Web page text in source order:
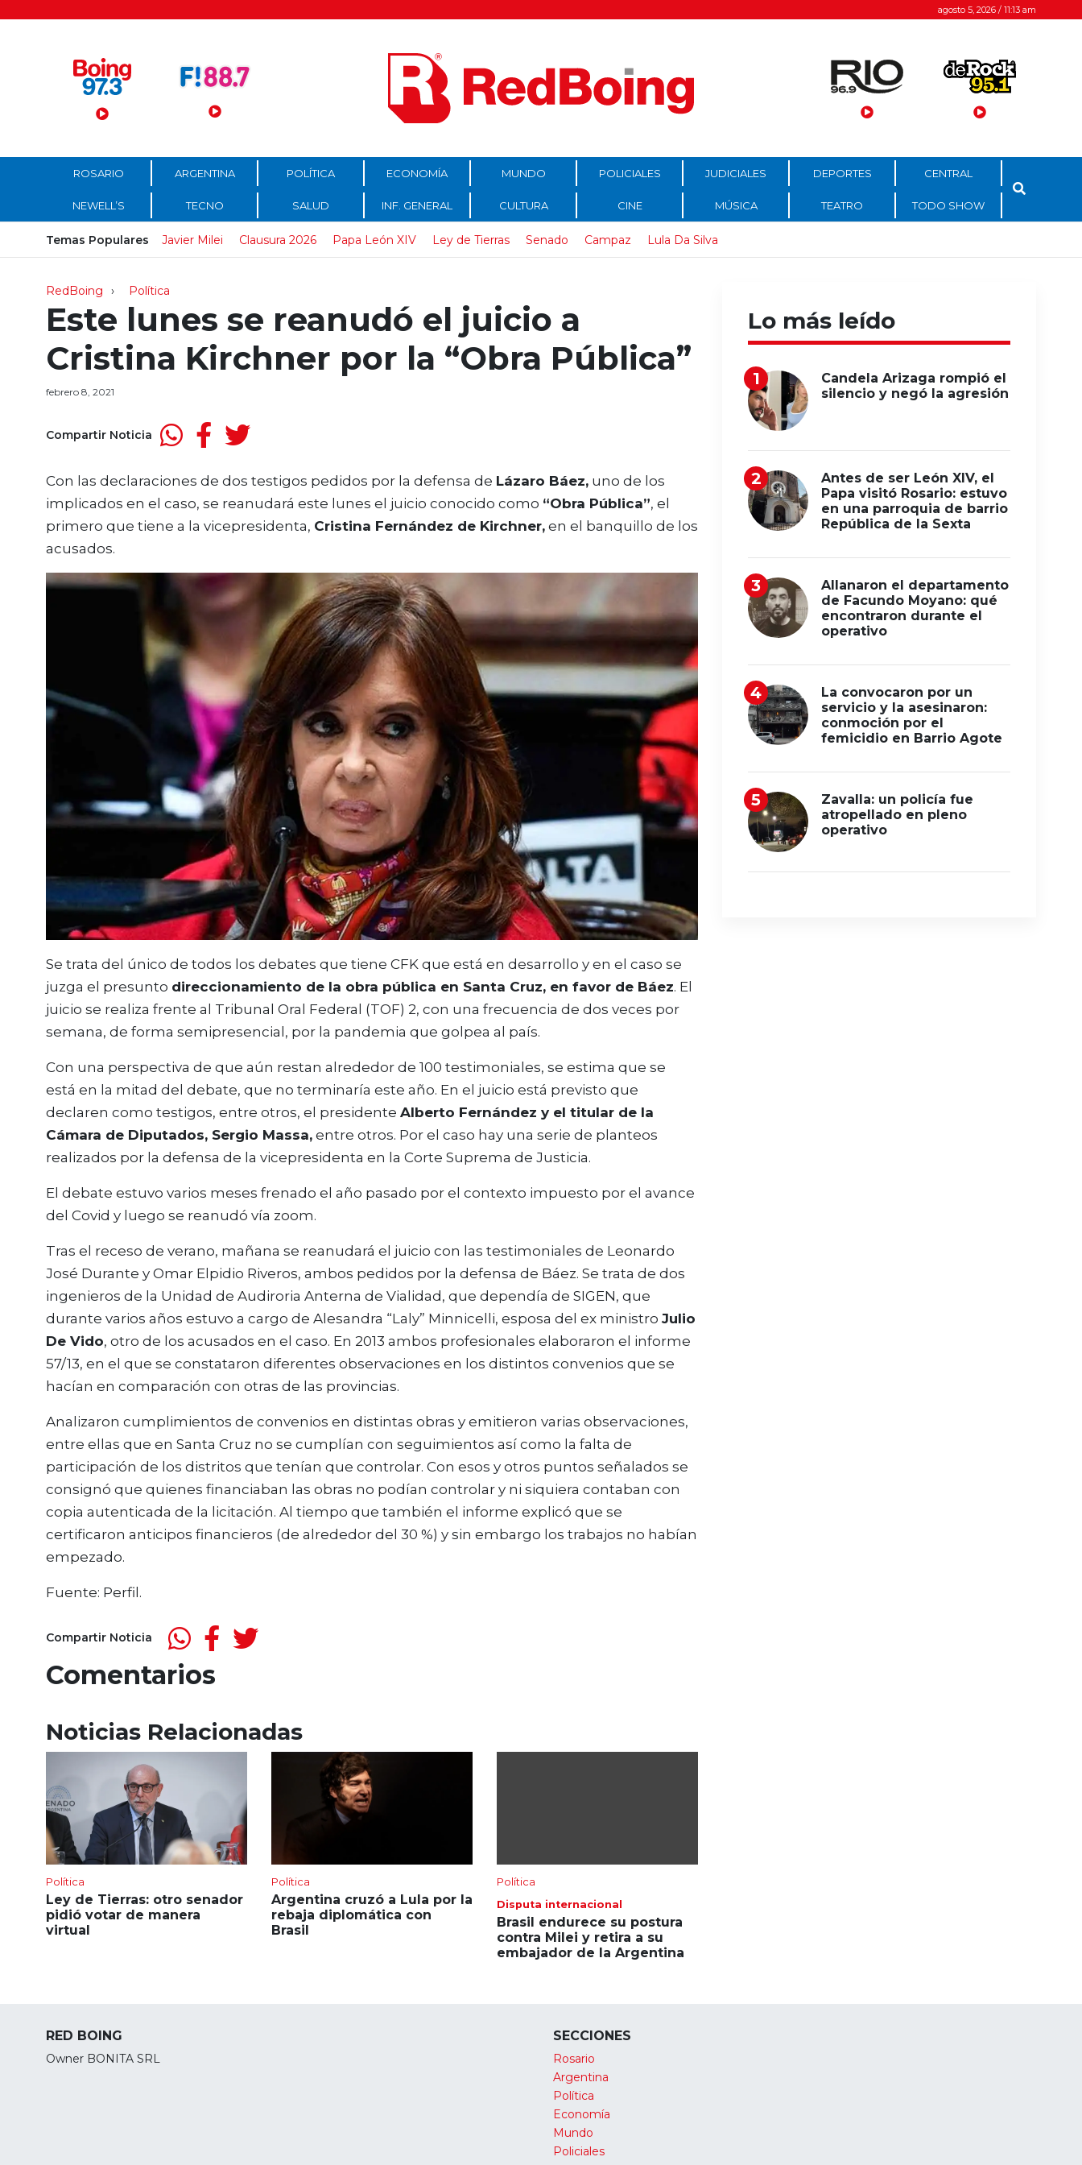
Menú Principal agosto 5, 2026 / 11:13 am
ROSARIO ARGENTINA POLÍTICA ECONOMÍA MUNDO POLICIALES JUDICIALES DEPORTES CENTRAL
NEWELL’S TECNO SALUD INF. GENERAL CULTURA CINE MÚSICA TEATRO TODO SHOW
Temas Populares Javier Milei Clausura 2026 Papa León XIV Ley de Tierras Senado Campaz Lula Da Silva
RedBoing Política
Este lunes se reanudó el juicio a
Cristina Kirchner por la “Obra Pública”
febrero 8, 2021
Compartir Noticia
Con las declaraciones de dos testigos pedidos por la defensa de Lázaro Báez, uno de los
implicados en el caso, se reanudará este lunes el juicio conocido como “Obra Pública”, el
primero que tiene a la vicepresidenta, Cristina Fernández de Kirchner, en el banquillo de los
acusados.
Se trata del único de todos los debates que tiene CFK que está en desarrollo y en el caso se
juzga el presunto direccionamiento de la obra pública en Santa Cruz, en favor de Báez. El
juicio se realiza frente al Tribunal Oral Federal (TOF) 2, con una frecuencia de dos veces por
semana, de forma semipresencial, por la pandemia que golpea al país.
Con una perspectiva de que aún restan alrededor de 100 testimoniales, se estima que se
está en la mitad del debate, que no terminaría este año. En el juicio está previsto que
declaren como testigos, entre otros, el presidente Alberto Fernández y el titular de la
Cámara de Diputados, Sergio Massa, entre otros. Por el caso hay una serie de planteos
realizados por la defensa de la vicepresidenta en la Corte Suprema de Justicia.
El debate estuvo varios meses frenado el año pasado por el contexto impuesto por el avance
del Covid y luego se reanudó vía zoom.
Tras el receso de verano, mañana se reanudará el juicio con las testimoniales de Leonardo
José Durante y Omar Elpidio Riveros, ambos pedidos por la defensa de Báez. Se trata de dos
ingenieros de la Unidad de Audiroria Anterna de Vialidad, que dependía de SIGEN, que
durante varios años estuvo a cargo de Alesandra “Laly” Minnicelli, esposa del ex ministro Julio
De Vido, otro de los acusados en el caso. En 2013 ambos profesionales elaboraron el informe
57/13, en el que se constataron diferentes observaciones en los distintos convenios que se
hacían en comparación con otras de las provincias.
Analizaron cumplimientos de convenios en distintas obras y emitieron varias observaciones,
entre ellas que en Santa Cruz no se cumplían con seguimientos así como la falta de
participación de los distritos que tenían que controlar. Con esos y otros puntos señalados se
consignó que quienes financiaban las obras no podían controlar y ni siquiera contaban con
copia autenticada de la licitación. Al tiempo que también el informe explicó que se
certificaron anticipos financieros (de alrededor del 30 %) y sin embargo los trabajos no habían
empezado.
Fuente: Perfil.
Compartir Noticia
Comentarios
Noticias Relacionadas
Política
Ley de Tierras: otro senador
pidió votar de manera
virtual
Política
Argentina cruzó a Lula por la
rebaja diplomática con
Brasil
Política
Disputa internacional
Brasil endurece su postura
contra Milei y retira a su
embajador de la Argentina
Lo más leído
Candela Arizaga rompió el
silencio y negó la agresión
Antes de ser León XIV, el
Papa visitó Rosario: estuvo
en una parroquia de barrio
República de la Sexta
Allanaron el departamento
de Facundo Moyano: qué
encontraron durante el
operativo
La convocaron por un
servicio y la asesinaron:
conmoción por el
femicidio en Barrio Agote
Zavalla: un policía fue
atropellado en pleno
operativo
RED BOING
Owner BONITA SRL
SECCIONES
Rosario
Argentina
Política
Economía
Mundo
Policiales